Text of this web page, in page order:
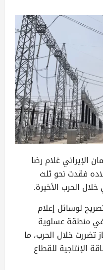
الإيراني غلام رضا
فقدت نحو ثلث
الحرب الأخيرة.
لوسائل إعلام
منطقة عسلوية
تضررت خلال الحرب، ما
الإنتاجية للقطاع